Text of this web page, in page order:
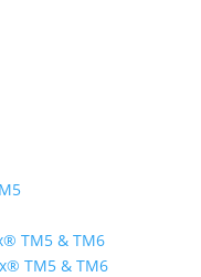
TM5 & TM6
TM5 & TM6